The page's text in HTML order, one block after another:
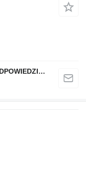
QINDITO SPÓŁKA Z OGRANICZONĄ ODPOWIEDZIALNOŚCIĄ